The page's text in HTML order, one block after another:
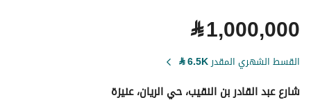
⃁1,000,000
القسط الشهري المقدر6.5K
⃁
شارع عبد القادر بن النقيب، حي الريان، عنيزة